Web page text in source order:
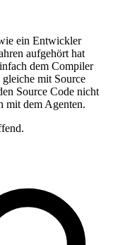
ein Entwickler
aufgehört hat
dem Compiler
gleiche mit Source
Source Code nicht
mit dem Agenten.